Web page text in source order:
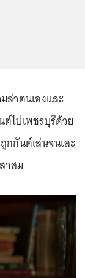
ล่าตนเองและ
ไปเพชรบุรีด้วย
กกันต์เล่นจนเละ
าสม